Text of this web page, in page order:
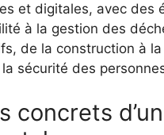
et digitales, avec
à la gestion des
de la construction à
sécurité des
concrets